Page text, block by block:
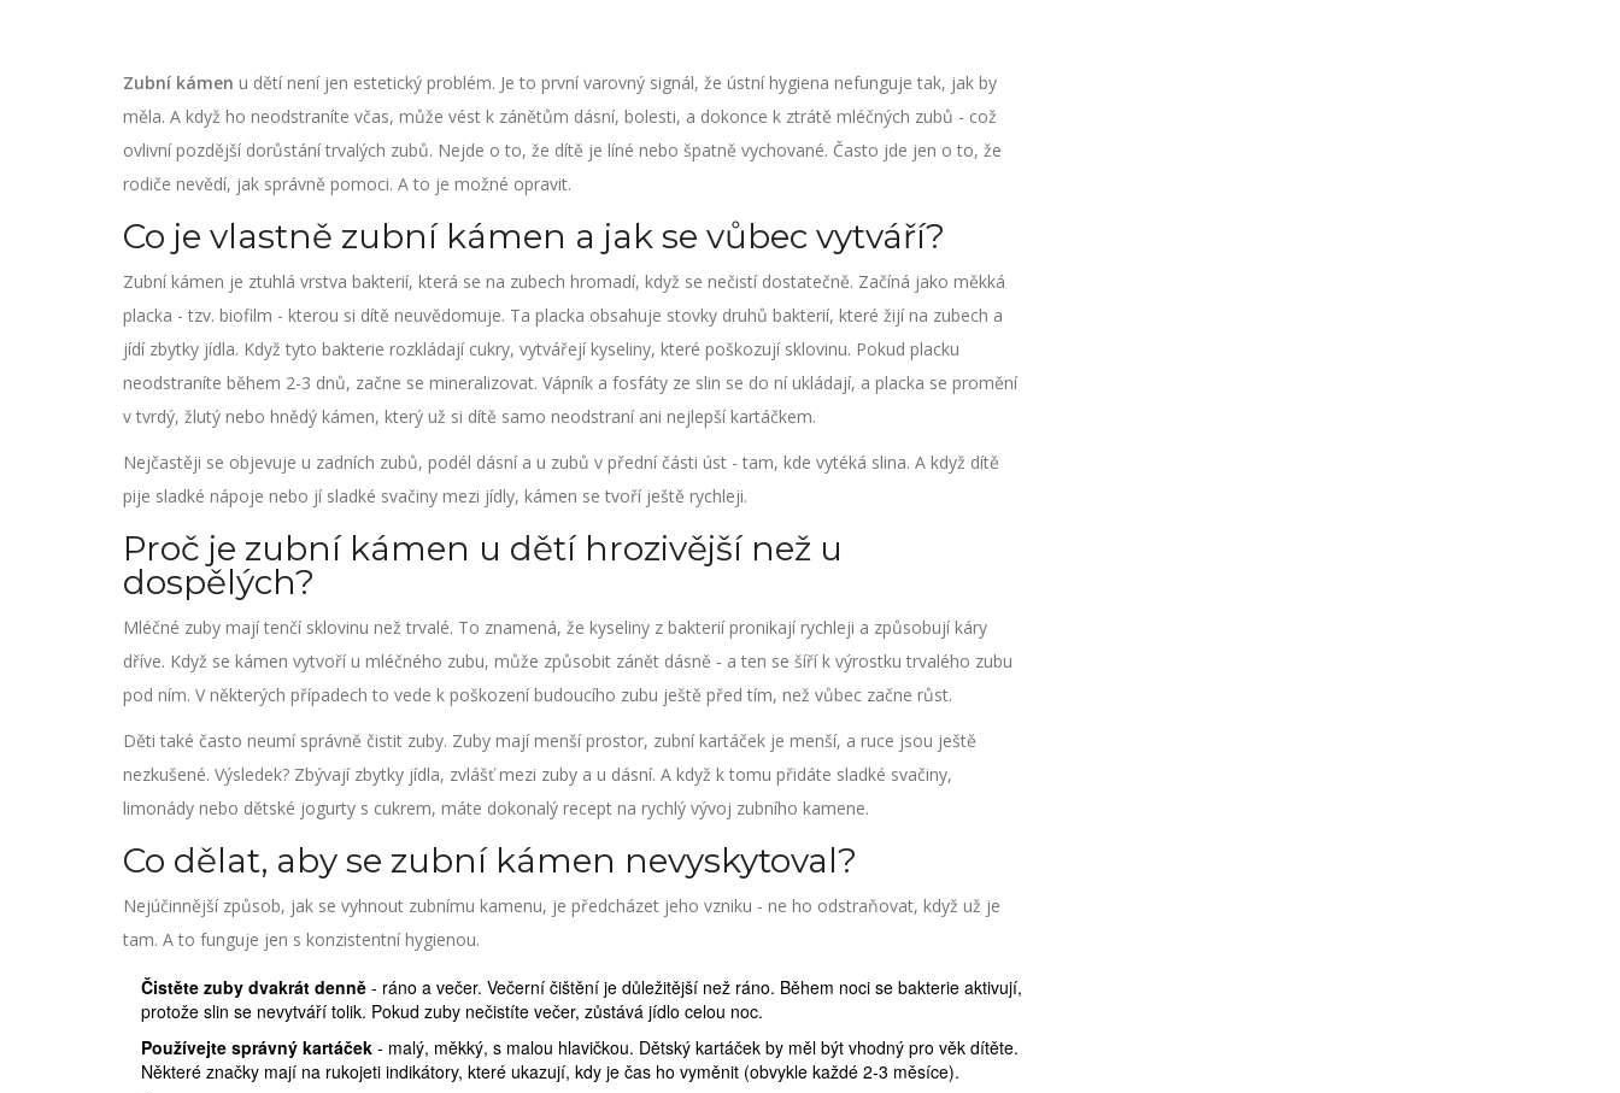
Zubní kámen u dětí není jen estetický problém. Je to první varovný signál, že ústní hygiena nefunguje tak, jak by
měla. A když ho neodstraníte včas, může vést k zánětům dásní, bolesti, a dokonce k ztrátě mléčných zubů - což
ovlivní pozdější dorůstání trvalých zubů. Nejde o to, že dítě je líné nebo špatně vychované. Často jde jen o to, že
rodiče nevědí, jak správně pomoci. A to je možné opravit.
Co je vlastně zubní kámen a jak se vůbec vytváří?
Zubní kámen je ztuhlá vrstva bakterií, která se na zubech hromadí, když se nečistí dostatečně. Začíná jako měkká
placka - tzv. biofilm - kterou si dítě neuvědomuje. Ta placka obsahuje stovky druhů bakterií, které žijí na zubech a
jídí zbytky jídla. Když tyto bakterie rozkládají cukry, vytvářejí kyseliny, které poškozují sklovinu. Pokud placku
neodstraníte během 2-3 dnů, začne se mineralizovat. Vápník a fosfáty ze slin se do ní ukládají, a placka se promění
v tvrdý, žlutý nebo hnědý kámen, který už si dítě samo neodstraní ani nejlepší kartáčkem.
Nejčastěji se objevuje u zadních zubů, podél dásní a u zubů v přední části úst - tam, kde vytéká slina. A když dítě
pije sladké nápoje nebo jí sladké svačiny mezi jídly, kámen se tvoří ještě rychleji.
Proč je zubní kámen u dětí hrozivější než u
dospělých?
Mléčné zuby mají tenčí sklovinu než trvalé. To znamená, že kyseliny z bakterií pronikají rychleji a způsobují káry
dříve. Když se kámen vytvoří u mléčného zubu, může způsobit zánět dásně - a ten se šíří k výrostku trvalého zubu
pod ním. V některých případech to vede k poškození budoucího zubu ještě před tím, než vůbec začne růst.
Děti také často neumí správně čistit zuby. Zuby mají menší prostor, zubní kartáček je menší, a ruce jsou ještě
nezkušené. Výsledek? Zbývají zbytky jídla, zvlášť mezi zuby a u dásní. A když k tomu přidáte sladké svačiny,
limonády nebo dětské jogurty s cukrem, máte dokonalý recept na rychlý vývoj zubního kamene.
Co dělat, aby se zubní kámen nevyskytoval?
Nejúčinnější způsob, jak se vyhnout zubnímu kamenu, je předcházet jeho vzniku - ne ho odstraňovat, když už je
tam. A to funguje jen s konzistentní hygienou.
Čistěte zuby dvakrát denně - ráno a večer. Večerní čištění je důležitější než ráno. Během noci se bakterie aktivují,
protože slin se nevytváří tolik. Pokud zuby nečistíte večer, zůstává jídlo celou noc.
Používejte správný kartáček - malý, měkký, s malou hlavičkou. Dětský kartáček by měl být vhodný pro věk dítěte.
Některé značky mají na rukojeti indikátory, které ukazují, kdy je čas ho vyměnit (obvykle každé 2-3 měsíce).